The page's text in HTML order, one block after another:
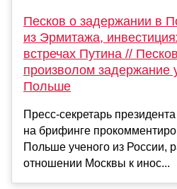
Песков о задержании в
из Эрмитажа,
встречах Путина //
произволом задержание
Польше
Пресс-секретарь
на брифинге
Польше ученого из России,
отношении Москвы к инос...